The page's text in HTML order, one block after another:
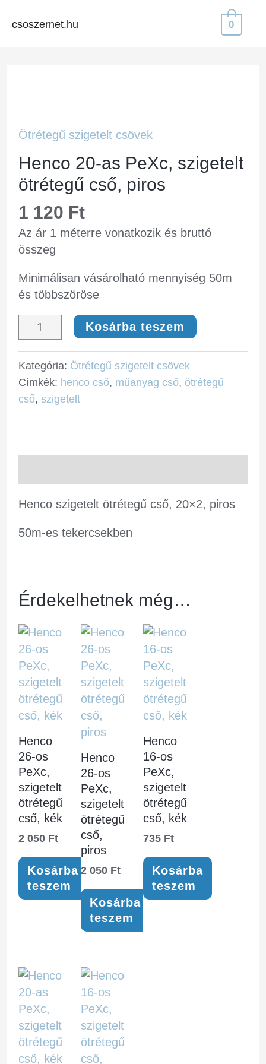
csoszernet.hu 0
Ötrétegű szigetelt csövek
Henco 20-as PeXc, szigetelt
ötrétegű cső, piros
1 120 Ft
Az ár 1 méterre vonatkozik és bruttó
összeg
Minimálisan vásárolható mennyiség 50m
és többszöröse
Kosárba teszem
Kategória: Ötrétegű szigetelt csövek
Címkék: henco cső, műanyag cső, ötrétegű
cső, szigetelt
Henco szigetelt ötrétegű cső, 20×2, piros
50m-es tekercsekben
Érdekelhetnek még…
Henco
26-os
PeXc,
szigetelt
ötrétegű
cső, kék
2 050 Ft
Kosárba
teszem
Henco
26-os
PeXc,
szigetelt
ötrétegű
cső,
piros
2 050 Ft
Kosárba
teszem
Henco
16-os
PeXc,
szigetelt
ötrétegű
cső, kék
735 Ft
Kosárba
teszem